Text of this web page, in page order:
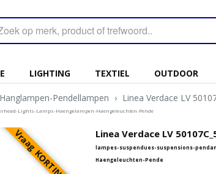
LIGHTING TEXTIEL OUTDOOR
Hanglampen-Pendellampen › Linea Verdace LV
Lights-Lamps-Haengelampen-Haengeleuchten-Pende
Vraag KORTING Linea Verdace LV
lampes-suspendues-suspensions-
Haengeleuchten-Pende